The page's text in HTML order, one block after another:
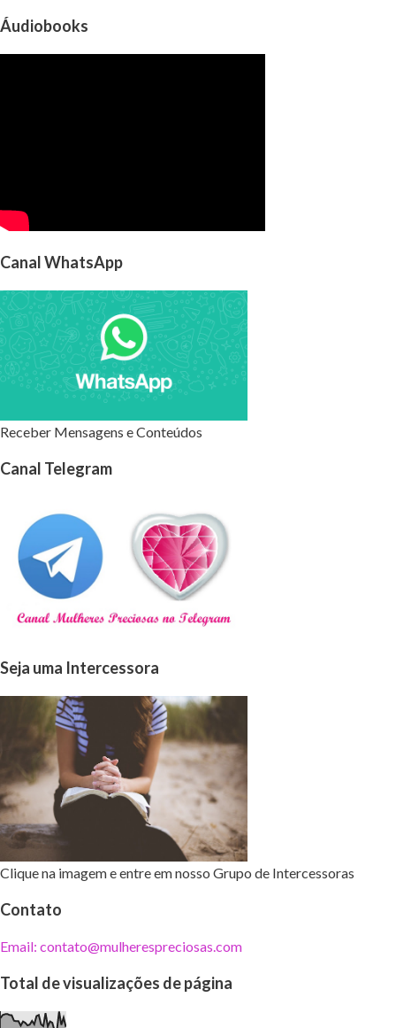
Áudiobooks
Canal WhatsApp
Receber Mensagens e Conteúdos
Canal Telegram
Seja uma Intercessora
Clique na imagem e entre em nosso Grupo de Intercessoras
Contato
Email: contato@mulherespreciosas.com
Total de visualizações de página